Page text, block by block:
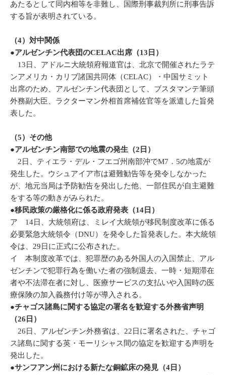
あたるとして同内相等を非難し、国際刑事裁判所に刑事告訴
する旨が表明されている。
（4）対中関係
●アルゼンチン代表団のCELAC出席（13日）
13日、アドルニ大統領府報道官は、北京で開催されたラテ
ンアメリカ・カリブ諸国共同体（CELAC）・中国サミット
出席のため、アルゼンチン代表団として、ブスタマンテ筆頭
外務副大臣、ラクターマン外相首席補佐官等を派遣した旨発
表した。
（5）その他
●アルゼンチン南部での地震の発生（2日）
2日、ティエラ・デル・フエゴ州南部沖でM7．5の地震が
発生した。ウシュアイア市は避難勧告等を発令しなかった
が、地元当局は予防勧告を発出した他、一部住民が自主避難
をする等の動きがみられた。
●移民政策の厳格化に係る政府発表（14日）
ア 14日、大統領府は、ミレイ大統領が移民制度改革に係る
必要緊急大統領令（DNU）を発令した旨発表した。本大統領
令は、29日に正式に公布された。
イ 本制度改革では、犯罪歴のある外国人の入国禁止、アル
ゼンチンで犯罪行為を働いた者の強制退去、一時・短期滞在
者や不法滞在者に対し、医療サービスの支払いや入国時の医
療保険の加入義務付け等が導入される。
●チャゴス諸島に関する協定の署名を歓迎する外務省声明
（26日）
26日、アルゼンチン外務省は、22日に署名された、チャゴ
ス諸島に関する英・モーリシャス間の協定を歓迎する声明を
発出した。
●サンフアン州における新たな銅鉱床の発見（4日）